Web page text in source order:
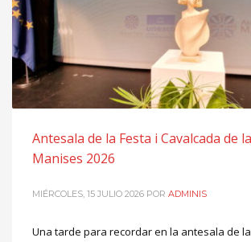
Antesala de la Festa i Cavalcada de
Manises 2026
MIÉRCOLES, 15 JULIO 2026 POR ADMINIS
Una tarde para recordar en la antesala de la